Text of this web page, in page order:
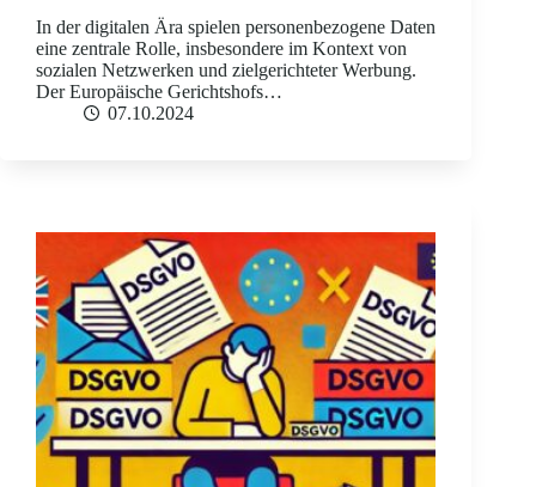
In der digitalen Ära spielen personenbezogene Daten
eine zentrale Rolle, insbesondere im Kontext von
sozialen Netzwerken und zielgerichteter Werbung.
Der Europäische Gerichtshofs…
07.10.2024